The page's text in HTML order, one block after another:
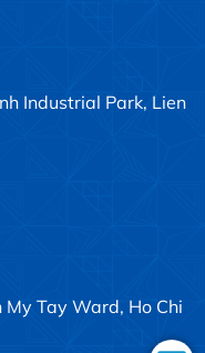
Industrial Park, Lien
Tay Ward, Ho Chi